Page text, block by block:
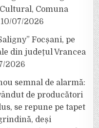
Comuna
10/07/2026
Focșani, pe
din județul Vrancea
2026
semnal de alarmă:
de producători
se repune pe tapet
deși